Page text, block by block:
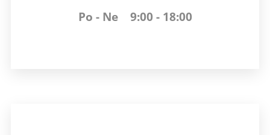
Po - Ne 9:00 - 18:00